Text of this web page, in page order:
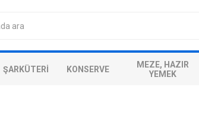
ŞARKÜTERI KONSERVE
MEZE, HAZIR
YEMEK